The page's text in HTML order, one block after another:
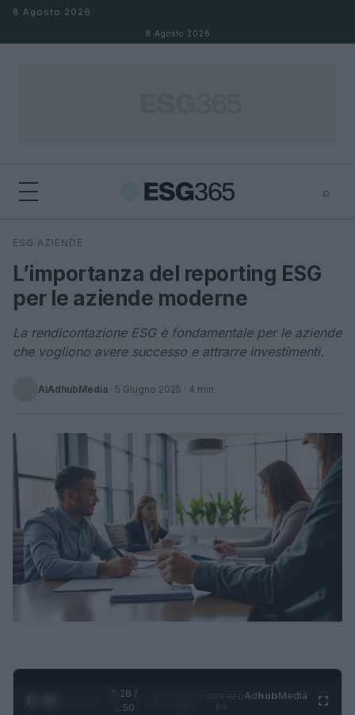
Salta al contenuto
8 Agosto 2026
8 Agosto 2026
⌕
Cerca
ESG AZIENDE
L’importanza del reporting ESG
per le aziende moderne
La rendicontazione ESG è fondamentale per le aziende
che vogliono avere successo e attrarre investimenti.
AiAdhubMedia · 5 Giugno 2025 · 4 min
0:29 /
1:50
AdhubMedia